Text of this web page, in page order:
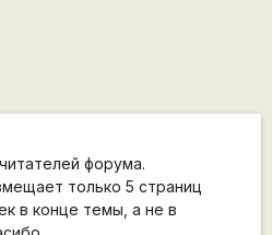
форума.
только 5 страниц
в конце темы, а не в